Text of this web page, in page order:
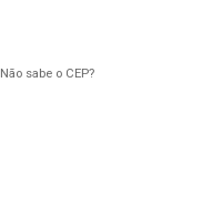
Não sabe o CEP?